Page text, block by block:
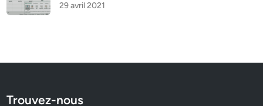
29 avril 2021
Trouvez-nous